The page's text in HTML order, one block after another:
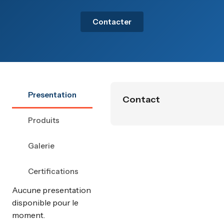
Contacter
Presentation
Produits
Galerie
Certifications
Aucune presentation
disponible pour le
moment.
Contact